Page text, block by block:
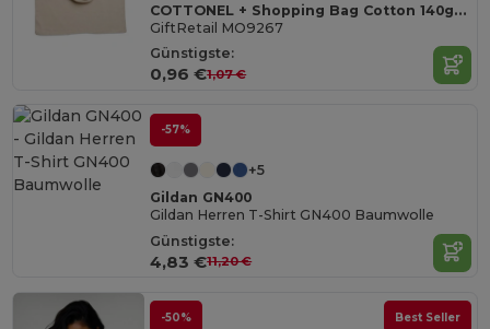
COTTONEL + Shopping Bag Cotton 140g/m²
GiftRetail MO9267
Günstigste:
0,96 €1,07 €
-57%
+5
Gildan GN400
Gildan Herren T-Shirt GN400 Baumwolle
Günstigste:
4,83 €11,20 €
-50% Best Seller